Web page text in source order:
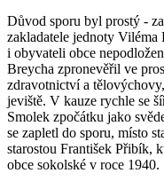
Důvod sporu byl prostý -
zakladatele jednoty
i obyvateli obce
Breycha zpronevěřil ve
zdravotnictví a
jeviště. V kauze rychle se
Smolek zpočátku jako
se zapletl do sporu, místo
starostou František Přibík,
obce sokolské v roce 1940.